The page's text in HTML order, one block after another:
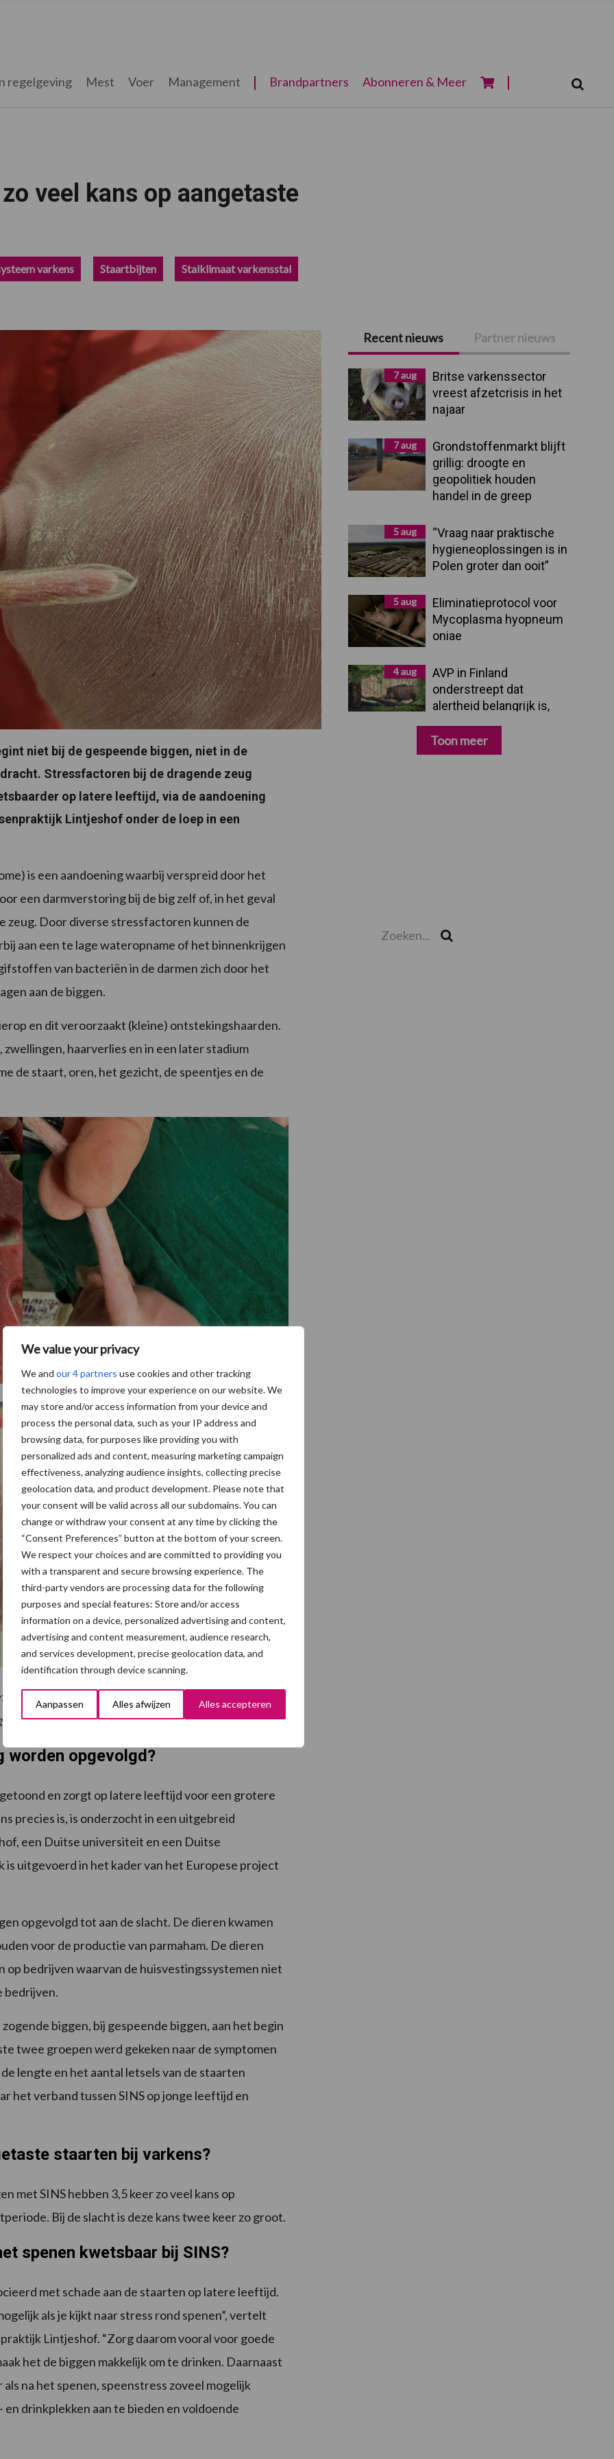
We value your privacy
We and our 4 partners use cookies and other tracking
technologies to improve your experience on our website. We
may store and/or access information from your device and
process the personal data, such as your IP address and
browsing data, for purposes like providing you with
personalized ads and content, measuring marketing campaign
effectiveness, analyzing audience insights, collecting precise
geolocation data, and product development. Please note that
your consent will be valid across all our subdomains. You can
change or withdraw your consent at any time by clicking the
“Consent Preferences” button at the bottom of your screen.
We respect your choices and are committed to providing you
with a transparent and secure browsing experience. The
third-party vendors are processing data for the following
purposes and special features: Store and/or access
information on a device, personalized advertising and content,
advertising and content measurement, audience research,
and services development, precise geolocation data, and
identification through device scanning.
Aanpassen Alles afwijzen Alles accepteren
regelgeving Mest Voer Management Brandpartners Abonneren & Meer
veel kans op aangetaste
varkens Staartbijten Stalklimaat varkensstal
niet bij de gespeende biggen, niet in de
Stressfactoren bij de dragende zeug
op latere leeftijd, via de aandoening
Lintjeshof onder de loep in een
is een aandoening waarbij verspreid door het
een darmverstoring bij de big zelf of, in het geval
zeug. Door diverse stressfactoren kunnen de
aan een te lage wateropname of het binnenkrijgen
van bacteriën in de darmen zich door het
aan de biggen.
en dit veroorzaakt (kleine) ontstekingshaarden.
haarverlies en in een later stadium
de staart, oren, het gezicht, de speentjes en de
B
D
van SINS kunnen variëren van haarverlies (B),
(D).
worden opgevolgd?
en zorgt op latere leeftijd voor een grotere
precies is, is onderzocht in een uitgebreid
een Duitse universiteit en een Duitse
uitgevoerd in het kader van het Europese project
opgevolgd tot aan de slacht. De dieren kwamen
voor de productie van parmaham. De dieren
bedrijven waarvan de huisvestingssystemen niet
bedrijven.
biggen, bij gespeende biggen, aan het begin
twee groepen werd gekeken naar de symptomen
lengte en het aantal letsels van de staarten
het verband tussen SINS op jonge leeftijd en
staarten bij varkens?
met SINS hebben 3,5 keer zo veel kans op
Bij de slacht is deze kans twee keer zo groot.
spenen kwetsbaar bij SINS?
met schade aan de staarten op latere leeftijd.
als je kijkt naar stress rond spenen”, vertelt
Lintjeshof. “Zorg daarom vooral voor goede
het de biggen makkelijk om te drinken. Daarnaast
na het spenen, speenstress zoveel mogelijk
drinkplekken aan te bieden en voldoende
Primaire
Sidebar
Recent nieuws Partner nieuws
7 aug
Britse varkenssector
vreest afzetcrisis in het
najaar
7 aug
Grondstoffenmarkt blijft
grillig: droogte en
geopolitiek houden
handel in de greep
5 aug
“Vraag naar praktische
hygieneoplossingen is in
Polen groter dan ooit”
5 aug
Eliminatieprotocol voor
Mycoplasma hyopneum
oniae
4 aug
AVP in Finland
onderstreept dat
alertheid belangrijk is,
zeker nu
Toon meer